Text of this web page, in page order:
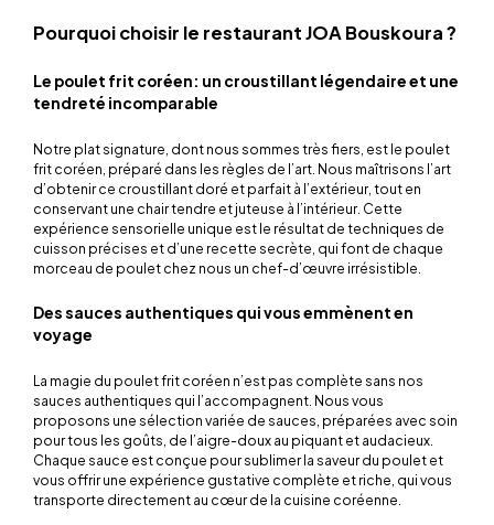
Pourquoi choisir le restaurant JOA Bouskoura ?
Le poulet frit coréen: un croustillant légendaire et une
tendreté incomparable
Notre plat signature, dont nous sommes très fiers, est le poulet
frit coréen, préparé dans les règles de l’art. Nous maîtrisons l’art
d’obtenir ce croustillant doré et parfait à l’extérieur, tout en
conservant une chair tendre et juteuse à l’intérieur. Cette
expérience sensorielle unique est le résultat de techniques de
cuisson précises et d’une recette secrète, qui font de chaque
morceau de poulet chez nous un chef-d’œuvre irrésistible.
Des sauces authentiques qui vous emmènent en
voyage
La magie du poulet frit coréen n’est pas complète sans nos
sauces authentiques qui l’accompagnent. Nous vous
proposons une sélection variée de sauces, préparées avec soin
pour tous les goûts, de l’aigre-doux au piquant et audacieux.
Chaque sauce est conçue pour sublimer la saveur du poulet et
vous offrir une expérience gustative complète et riche, qui vous
transporte directement au cœur de la cuisine coréenne.